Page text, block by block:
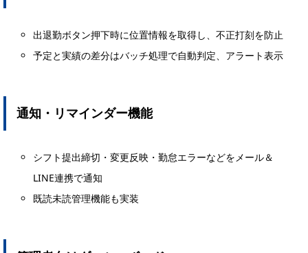
出退勤ボタン押下時に位置情報を取得し、不正打刻を防止
予定と実績の差分はバッチ処理で自動判定、アラート表示
通知・リマインダー機能
シフト提出締切・変更反映・勤怠エラーなどをメール＆
LINE連携で通知
既読未読管理機能も実装